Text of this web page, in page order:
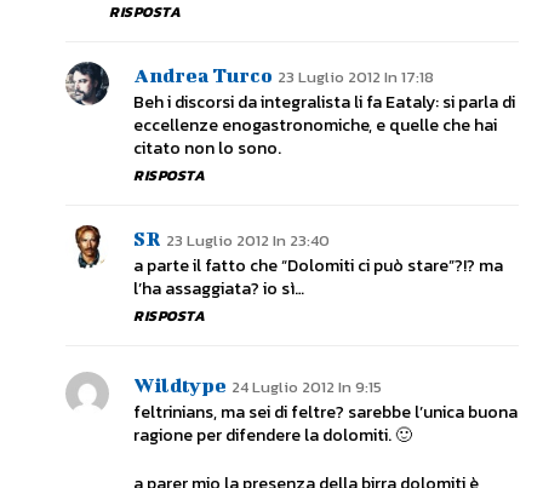
RISPOSTA
Andrea Turco 23 Luglio 2012 In 17:18
Beh i discorsi da integralista li fa Eataly: si parla di
eccellenze enogastronomiche, e quelle che hai
citato non lo sono.
RISPOSTA
SR 23 Luglio 2012 In 23:40
a parte il fatto che “Dolomiti ci può stare”?!? ma
l’ha assaggiata? io sì…
RISPOSTA
Wildtype 24 Luglio 2012 In 9:15
feltrinians, ma sei di feltre? sarebbe l’unica buona
ragione per difendere la dolomiti. 🙂